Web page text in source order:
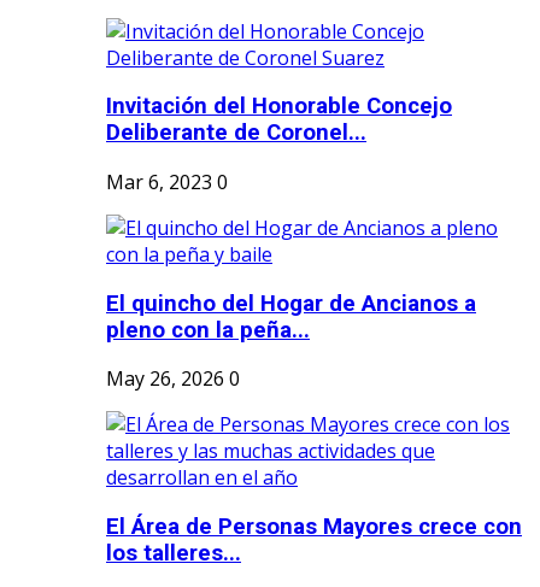
Invitación del Honorable Concejo
Deliberante de Coronel...
Mar 6, 2023 0
El quincho del Hogar de Ancianos a
pleno con la peña...
May 26, 2026 0
El Área de Personas Mayores crece con
los talleres...